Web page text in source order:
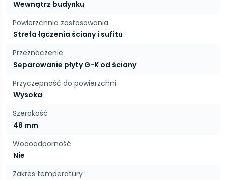
Wewnątrz budynku
Powierzchnia zastosowania
Strefa łączenia ściany i sufitu
Przeznaczenie
Separowanie płyty G-K od ściany
Przyczepność do powierzchni
Wysoka
Szerokość
48 mm
Wodoodporność
Nie
Zakres temperatury